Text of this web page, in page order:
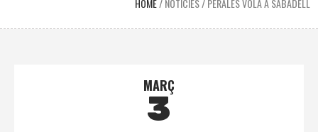
HOME/NOTÍCIES/PERALES VOLA A SABADELL
MARÇ
3